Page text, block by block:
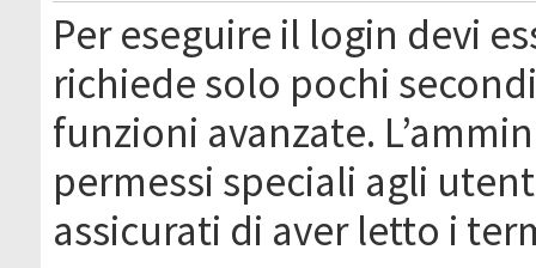
Per eseguire il login devi
richiede solo pochi
funzioni avanzate.
permessi speciali agli
assicurati di aver letto i